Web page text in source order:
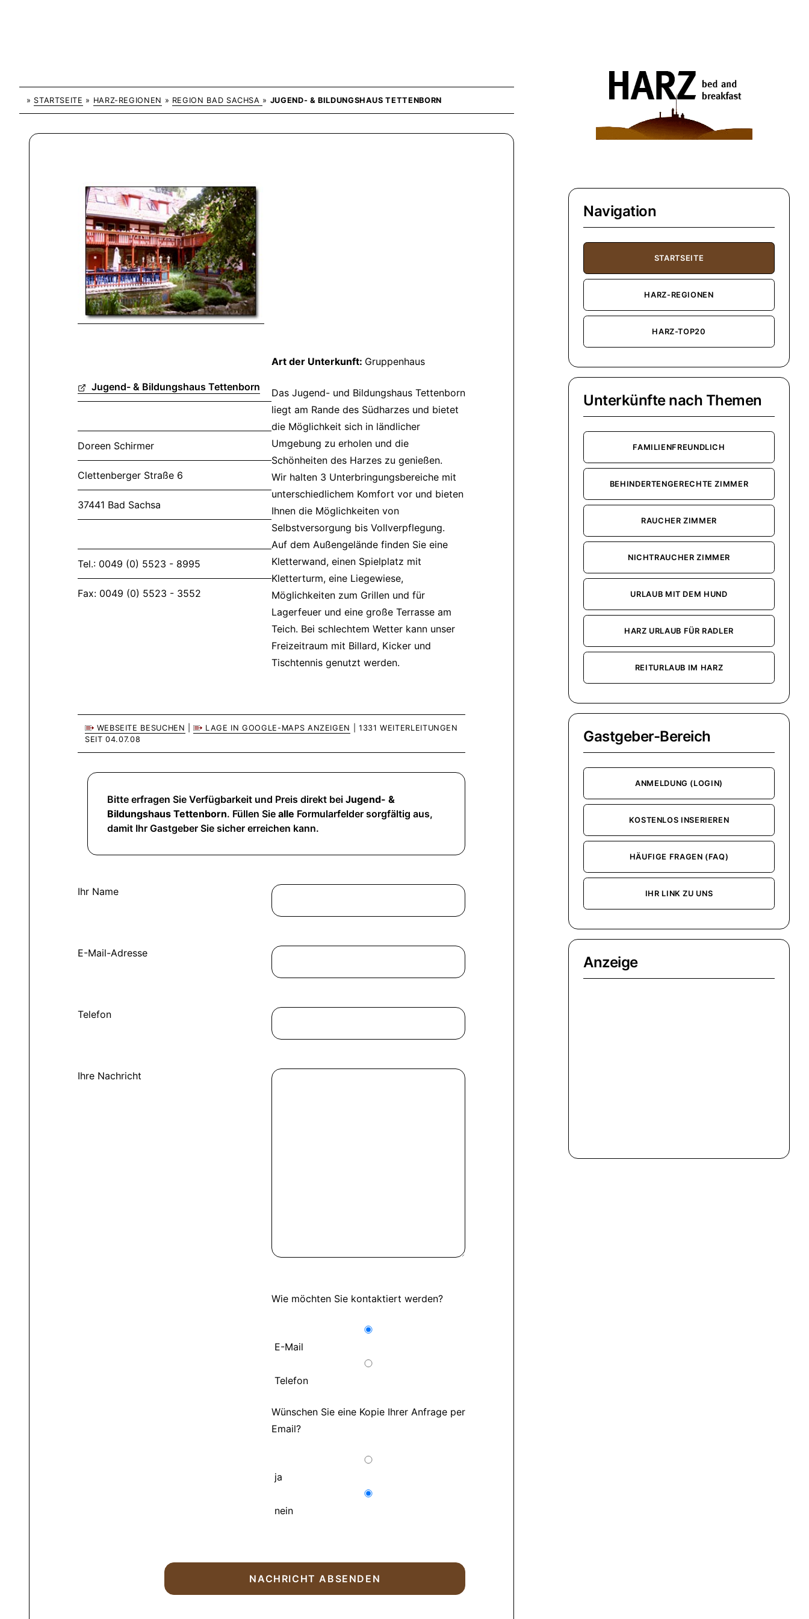
» STARTSEITE » HARZ-REGIONEN » REGION BAD SACHSA » JUGEND- & BILDUNGSHAUS TETTENBORN
Jugend- & Bildungshaus Tettenborn
Doreen Schirmer
Clettenberger Straße 6
37441 Bad Sachsa
Tel.: 0049 (0) 5523 - 8995
Fax: 0049 (0) 5523 - 3552
Art der Unterkunft: Gruppenhaus
Das Jugend- und Bildungshaus Tettenborn
liegt am Rande des Südharzes und bietet
die Möglichkeit sich in ländlicher
Umgebung zu erholen und die
Schönheiten des Harzes zu genießen.
Wir halten 3 Unterbringungsbereiche mit
unterschiedlichem Komfort vor und bieten
Ihnen die Möglichkeiten von
Selbstversorgung bis Vollverpflegung.
Auf dem Außengelände finden Sie eine
Kletterwand, einen Spielplatz mit
Kletterturm, eine Liegewiese,
Möglichkeiten zum Grillen und für
Lagerfeuer und eine große Terrasse am
Teich. Bei schlechtem Wetter kann unser
Freizeitraum mit Billard, Kicker und
Tischtennis genutzt werden.
WEBSEITE BESUCHEN | LAGE IN GOOGLE-MAPS ANZEIGEN
| 1331 WEITERLEITUNGEN
SEIT 04.07.08
Bitte erfragen Sie Verfügbarkeit und Preis direkt bei Jugend- &
Bildungshaus Tettenborn. Füllen Sie alle Formularfelder sorgfältig aus,
damit Ihr Gastgeber Sie sicher erreichen kann.
Ihr Name
E-Mail-Adresse
Telefon
Ihre Nachricht
Wie möchten Sie kontaktiert werden?
E-Mail
Telefon
Wünschen Sie eine Kopie Ihrer Anfrage per
Email?
ja
nein
Navigation
STARTSEITE
HARZ-REGIONEN
HARZ-TOP20
Unterkünfte nach Themen
FAMILIENFREUNDLICH
BEHINDERTENGERECHTE ZIMMER
RAUCHER ZIMMER
NICHTRAUCHER ZIMMER
URLAUB MIT DEM HUND
HARZ URLAUB FÜR RADLER
REITURLAUB IM HARZ
Gastgeber-Bereich
ANMELDUNG (LOGIN)
KOSTENLOS INSERIEREN
HÄUFIGE FRAGEN (FAQ)
IHR LINK ZU UNS
Anzeige